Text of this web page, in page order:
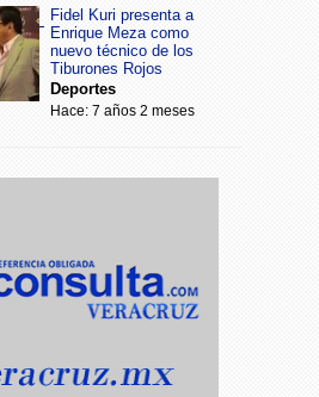
Fidel Kuri presenta a
Enrique Meza como
nuevo técnico de los
Tiburones Rojos
Deportes
Hace: 7 años 2 meses